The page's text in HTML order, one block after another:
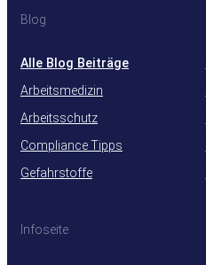
Blog
Alle Blog Beiträge
Arbeitsmedizin
Arbeitsschutz
Compliance Tipps
Gefahrstoffe
Infoseite